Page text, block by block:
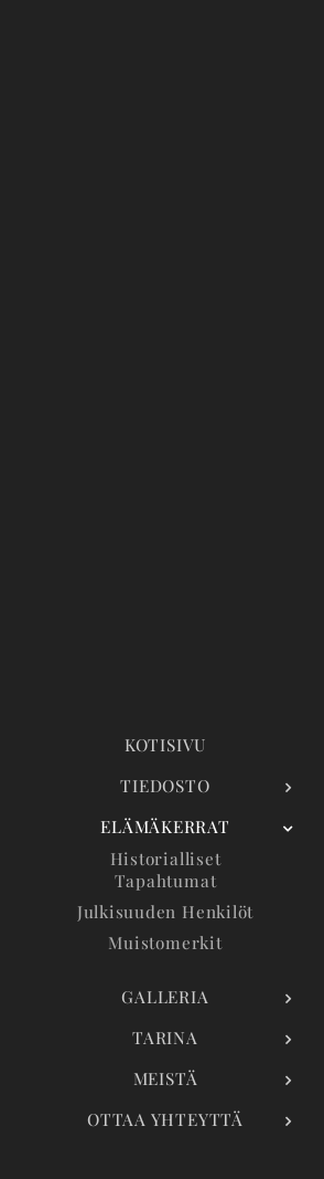
KOTISIVU
TIEDOSTO
ELÄMÄKERRAT
Historialliset
Tapahtumat
Julkisuuden Henkilöt
Muistomerkit
GALLERIA
TARINA
MEISTÄ
OTTAA YHTEYTTÄ